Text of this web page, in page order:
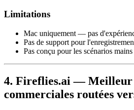
Limitations
Mac uniquement — pas
Pas de support pour
Pas conçu pour les scénarios
4. Fireflies.ai — Meilleur
commerciales routées